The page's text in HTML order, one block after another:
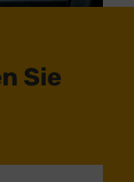
Sie